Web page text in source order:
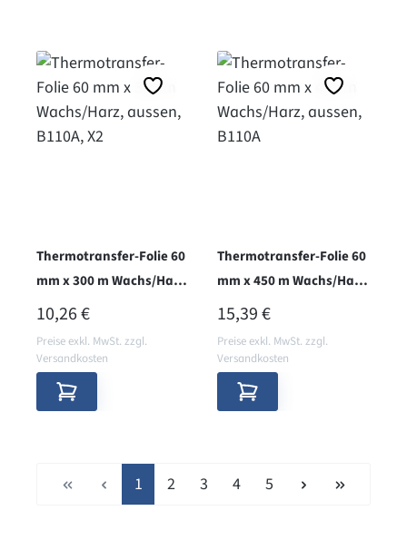
Thermotransfer-Folie 60
mm x 300 m Wachs/Harz,
aussen, B110A, X2
REGULÄRER PREIS:
10,26 €
Preise exkl. MwSt. zzgl.
Versandkosten
Thermotransfer-Folie 60
mm x 450 m Wachs/Harz,
aussen, B110A
REGULÄRER PREIS:
15,39 €
Preise exkl. MwSt. zzgl.
Versandkosten
Seite
1 Seite
2 Seite
3 Seite
4 Seite
5